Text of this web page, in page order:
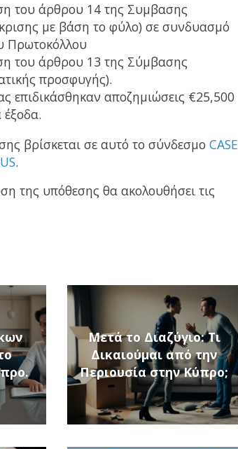
του άρθρου 14 της Συμβασης
με βάση το φύλο) σε συνδυασμό
Πρωτοκόλλου
του άρθρου 13 της Σύμβασης
προσφυγής).
επιδικάσθηκαν αποζημιώσεις €25,500
έξοδα.
βρίσκεται σε αυτό το σύνδεσμοCASE
.
της υπόθεσης θα ακολουθήσει τις
Μετά το Διαζύγιο: Τι
Δικαιούμαι από την
Περιουσία στην Κύπρο;